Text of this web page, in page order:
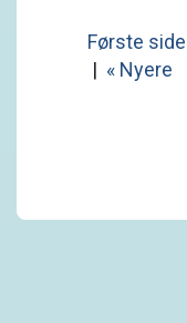
Første side
| « Nyere